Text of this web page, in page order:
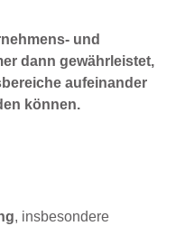
und
dann gewährleistet,
aufeinander
können.
, insbesondere